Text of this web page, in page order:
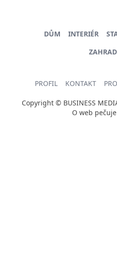
DŮM INTERIÉR
PROFIL KONTAKT
Copyright © BUSINESS